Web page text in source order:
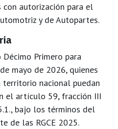
autorización para el
y de Autopartes.
Primero para
mayo de 2026, quienes
territorio nacional puedan
el artículo 59, fracción III
bajo los términos del
de las RGCE 2025.